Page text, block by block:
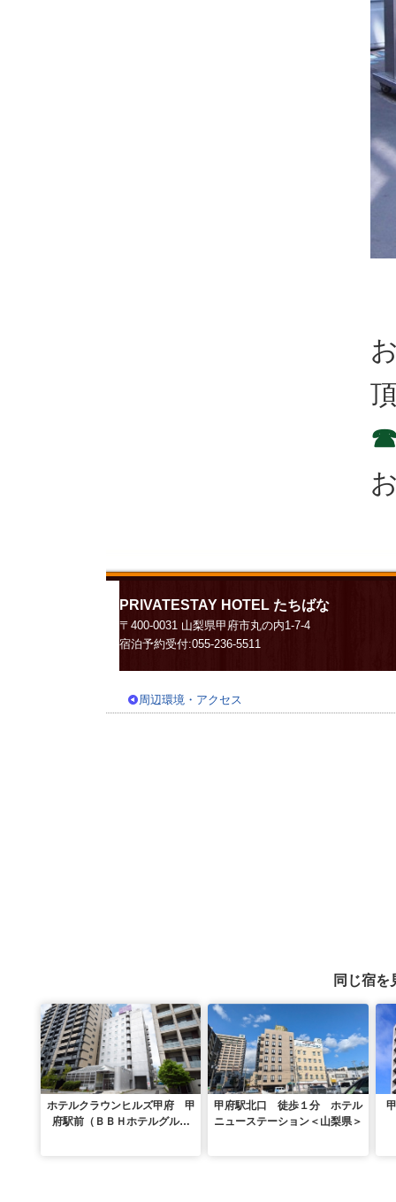
PRIVATESTAY HOTEL たちばな
〒400-0031 山梨県甲府市丸の内1-7-4
宿泊予約受付:055-236-5511
周辺環境・アクセス
同じ宿を
ホテルクラウンヒルズ甲府 甲
府駅前（ＢＢＨホテルグルー
甲府駅北口 徒歩１分 ホテル
ニューステーション＜山梨県＞